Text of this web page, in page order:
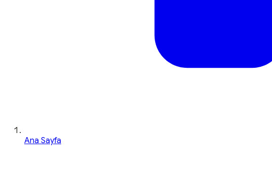
Ana Sayfa